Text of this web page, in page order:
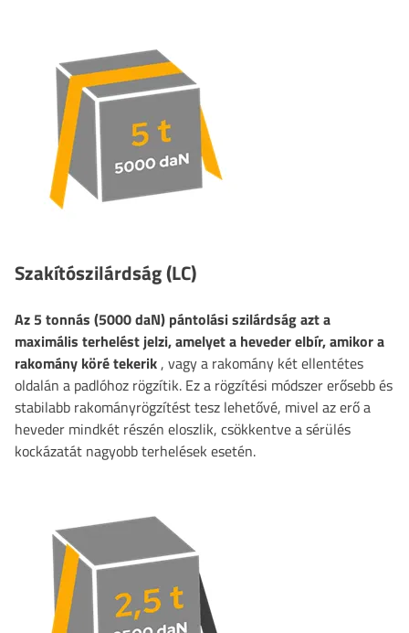
Szakítószilárdság (LC)
Az 5 tonnás (5000 daN) pántolási szilárdságazt a
maximális terhelést jelzi, amelyet a heveder elbír, amikor a
rakomány köré tekerik, vagy a rakomány két ellentétes
oldalán a padlóhoz rögzítik. Ez a rögzítési módszer erősebb és
stabilabb rakományrögzítést tesz lehetővé, mivel az erő a
heveder mindkét részén eloszlik, csökkentve a sérülés
kockázatát nagyobb terhelések esetén.